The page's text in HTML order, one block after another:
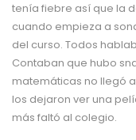
tenía fiebre así que la
cuando empieza a
del curso. Todos
Contaban que hubo
matemáticas no llegó
los dejaron ver una
más faltó al colegio.